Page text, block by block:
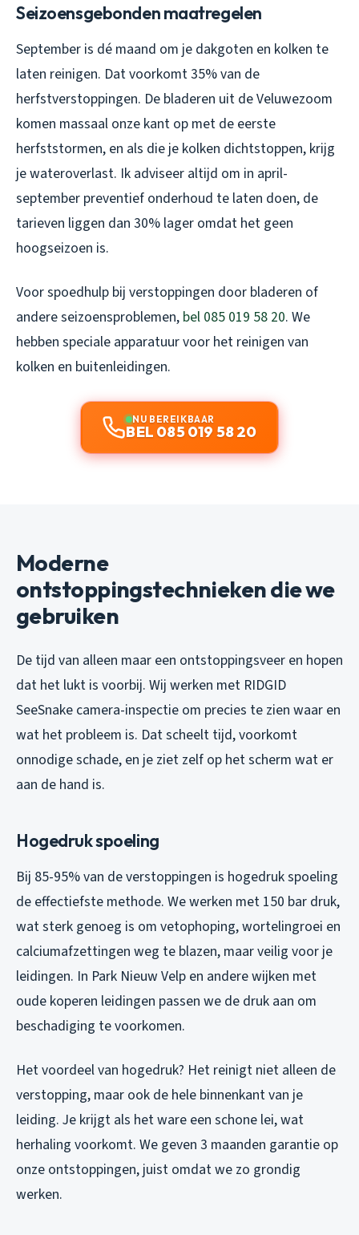
Seizoensgebonden maatregelen
September is dé maand om je dakgoten en kolken te
laten reinigen. Dat voorkomt 35% van de
herfstverstoppingen. De bladeren uit de Veluwezoom
komen massaal onze kant op met de eerste
herfststormen, en als die je kolken dichtstoppen, krijg
je wateroverlast. Ik adviseer altijd om in april-
september preventief onderhoud te laten doen, de
tarieven liggen dan 30% lager omdat het geen
hoogseizoen is.
Voor spoedhulp bij verstoppingen door bladeren of
andere seizoensproblemen, bel 085 019 58 20. We
hebben speciale apparatuur voor het reinigen van
kolken en buitenleidingen.
NU BEREIKBAAR
BEL 085 019 58 20
Moderne
ontstoppingstechnieken die we
gebruiken
De tijd van alleen maar een ontstoppingsveer en hopen
dat het lukt is voorbij. Wij werken met RIDGID
SeeSnake camera-inspectie om precies te zien waar en
wat het probleem is. Dat scheelt tijd, voorkomt
onnodige schade, en je ziet zelf op het scherm wat er
aan de hand is.
Hogedruk spoeling
Bij 85-95% van de verstoppingen is hogedruk spoeling
de effectiefste methode. We werken met 150 bar druk,
wat sterk genoeg is om vetophoping, wortelingroei en
calciumafzettingen weg te blazen, maar veilig voor je
leidingen. In Park Nieuw Velp en andere wijken met
oude koperen leidingen passen we de druk aan om
beschadiging te voorkomen.
Het voordeel van hogedruk? Het reinigt niet alleen de
verstopping, maar ook de hele binnenkant van je
leiding. Je krijgt als het ware een schone lei, wat
herhaling voorkomt. We geven 3 maanden garantie op
onze ontstoppingen, juist omdat we zo grondig
werken.